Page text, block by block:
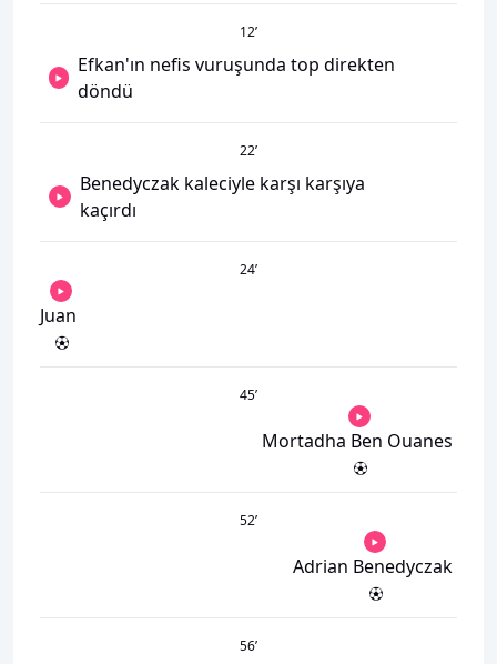
12’
Efkan'ın nefis vuruşunda top direkten
döndü
22’
Benedyczak kaleciyle karşı karşıya
kaçırdı
24’
Juan
45’
Mortadha Ben Ouanes
52’
Adrian Benedyczak
56’